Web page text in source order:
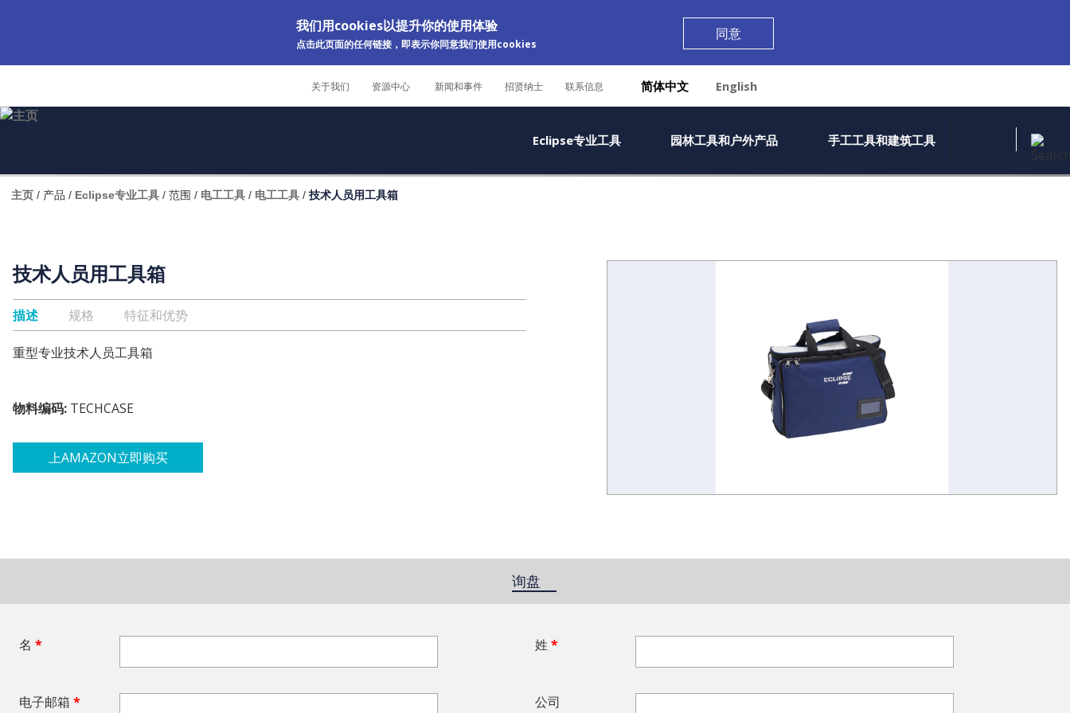
我们用cookies以提升你的使用体验
点击此页面的任何链接，即表示你同意我们使用cookies
同意
关于我们 资源中心 新闻和事件 招贤纳士 联系信息 简体中文 English
Search
Eclipse专业工具 园林工具和户外产品 手工工具和建筑工具
主页 / 产品 / Eclipse专业工具 / 范围 / 电工工具 / 电工工具 / 技术人员用工具箱
技术人员用工具箱
描述 规格 特征和优势
重型专业技术人员工具箱
物料编码: TECHCASE
上AMAZON立即购买
询盘
名 * 姓*
电子邮箱 * 公司